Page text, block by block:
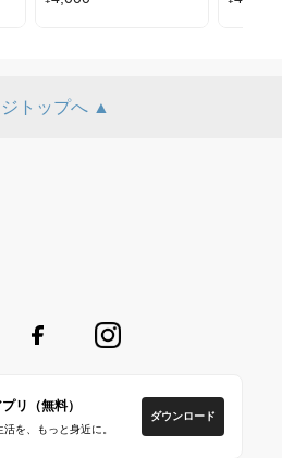
トップへ ▲
リ（無料）
を、もっと身近に。
ダウンロード